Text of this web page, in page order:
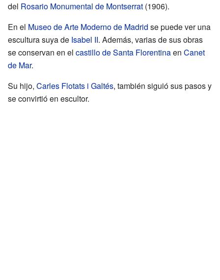
del Rosario Monumental de Montserrat (1906).
En el Museo de Arte Moderno de Madrid se puede ver una
escultura suya de Isabel II. Además, varias de sus obras
se conservan en el castillo de Santa Florentinaen Canet
de Mar.
Su hijo, Carles Flotats i Galtés, también siguió sus pasos y
se convirtió en escultor.